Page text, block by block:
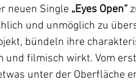
neuen Single „Eyes Open“
und unmöglich zu
bündeln ihre
und filmisch wirkt. Vom
unter der Oberfläche